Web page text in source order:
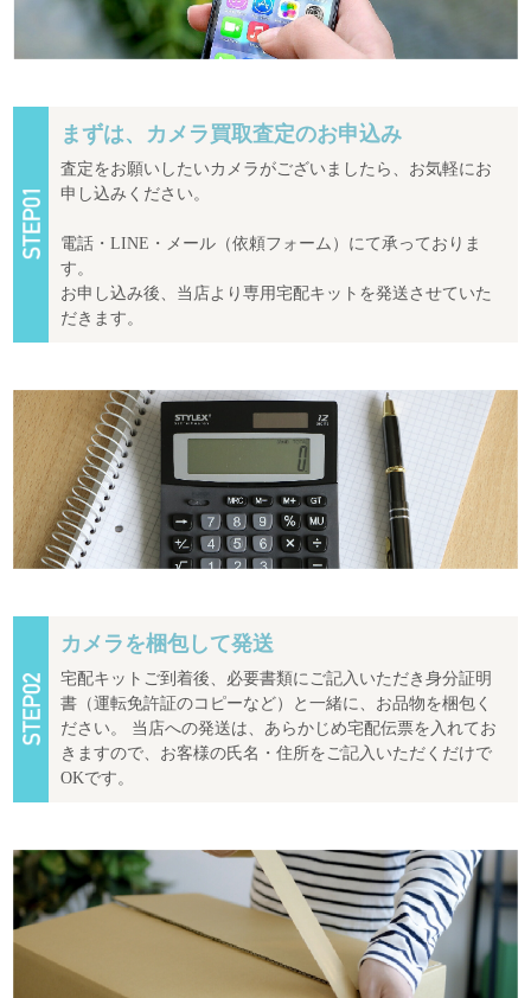
まずは、カメラ買取査定のお申込み
査定をお願いしたいカメラがございましたら、お気軽にお
申し込みください。
電話・LINE・メール（依頼フォーム）にて承っておりま
す。
お申し込み後、当店より専用宅配キットを発送させていた
だきます。
カメラを梱包して発送
宅配キットご到着後、必要書類にご記入いただき身分証明
書（運転免許証のコピーなど）と一緒に、お品物を梱包く
ださい。 当店への発送は、あらかじめ宅配伝票を入れてお
きますので、お客様の氏名・住所をご記入いただくだけで
OKです。